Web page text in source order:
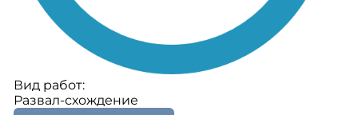
Вид работ:
Развал-схождение